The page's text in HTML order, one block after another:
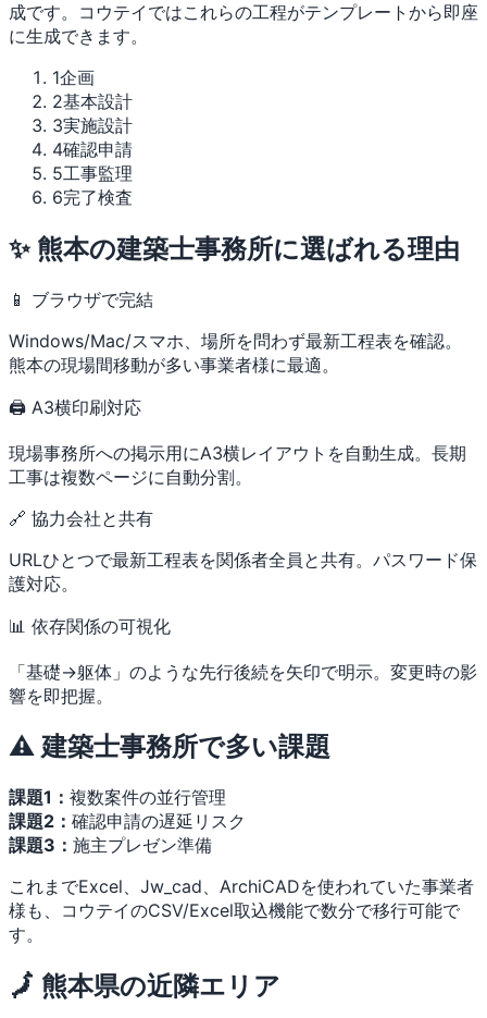
成です。コウテイではこれらの工程がテンプレートから即座
に生成できます。
1企画
2基本設計
3実施設計
4確認申請
5工事監理
6完了検査
✨ 熊本の建築士事務所に選ばれる理由
📱 ブラウザで完結
Windows/Mac/スマホ、場所を問わず最新工程表を確認。
熊本の現場間移動が多い事業者様に最適。
🖨 A3横印刷対応
現場事務所への掲示用にA3横レイアウトを自動生成。長期
工事は複数ページに自動分割。
🔗 協力会社と共有
URLひとつで最新工程表を関係者全員と共有。パスワード保
護対応。
📊 依存関係の可視化
「基礎→躯体」のような先行後続を矢印で明示。変更時の影
響を即把握。
⚠️ 建築士事務所で多い課題
課題1： 複数案件の並行管理
課題2： 確認申請の遅延リスク
課題3： 施主プレゼン準備
これまでExcel、Jw_cad、ArchiCADを使われていた事業者
様も、コウテイのCSV/Excel取込機能で数分で移行可能で
す。
🗾 熊本県の近隣エリア